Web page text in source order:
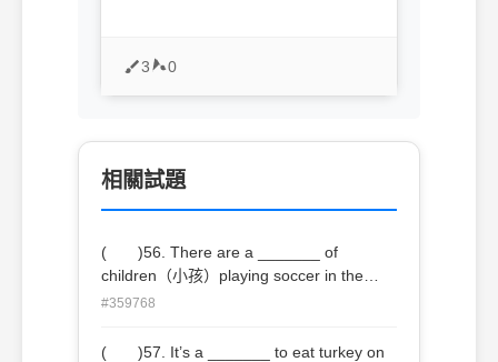
3 0
相關試題
( )56. There are a _______ of
children（小孩）playing soccer in the
park. (A) group (B) catalog (C) pair
#359768
( )57. It’s a _______ to eat turkey on